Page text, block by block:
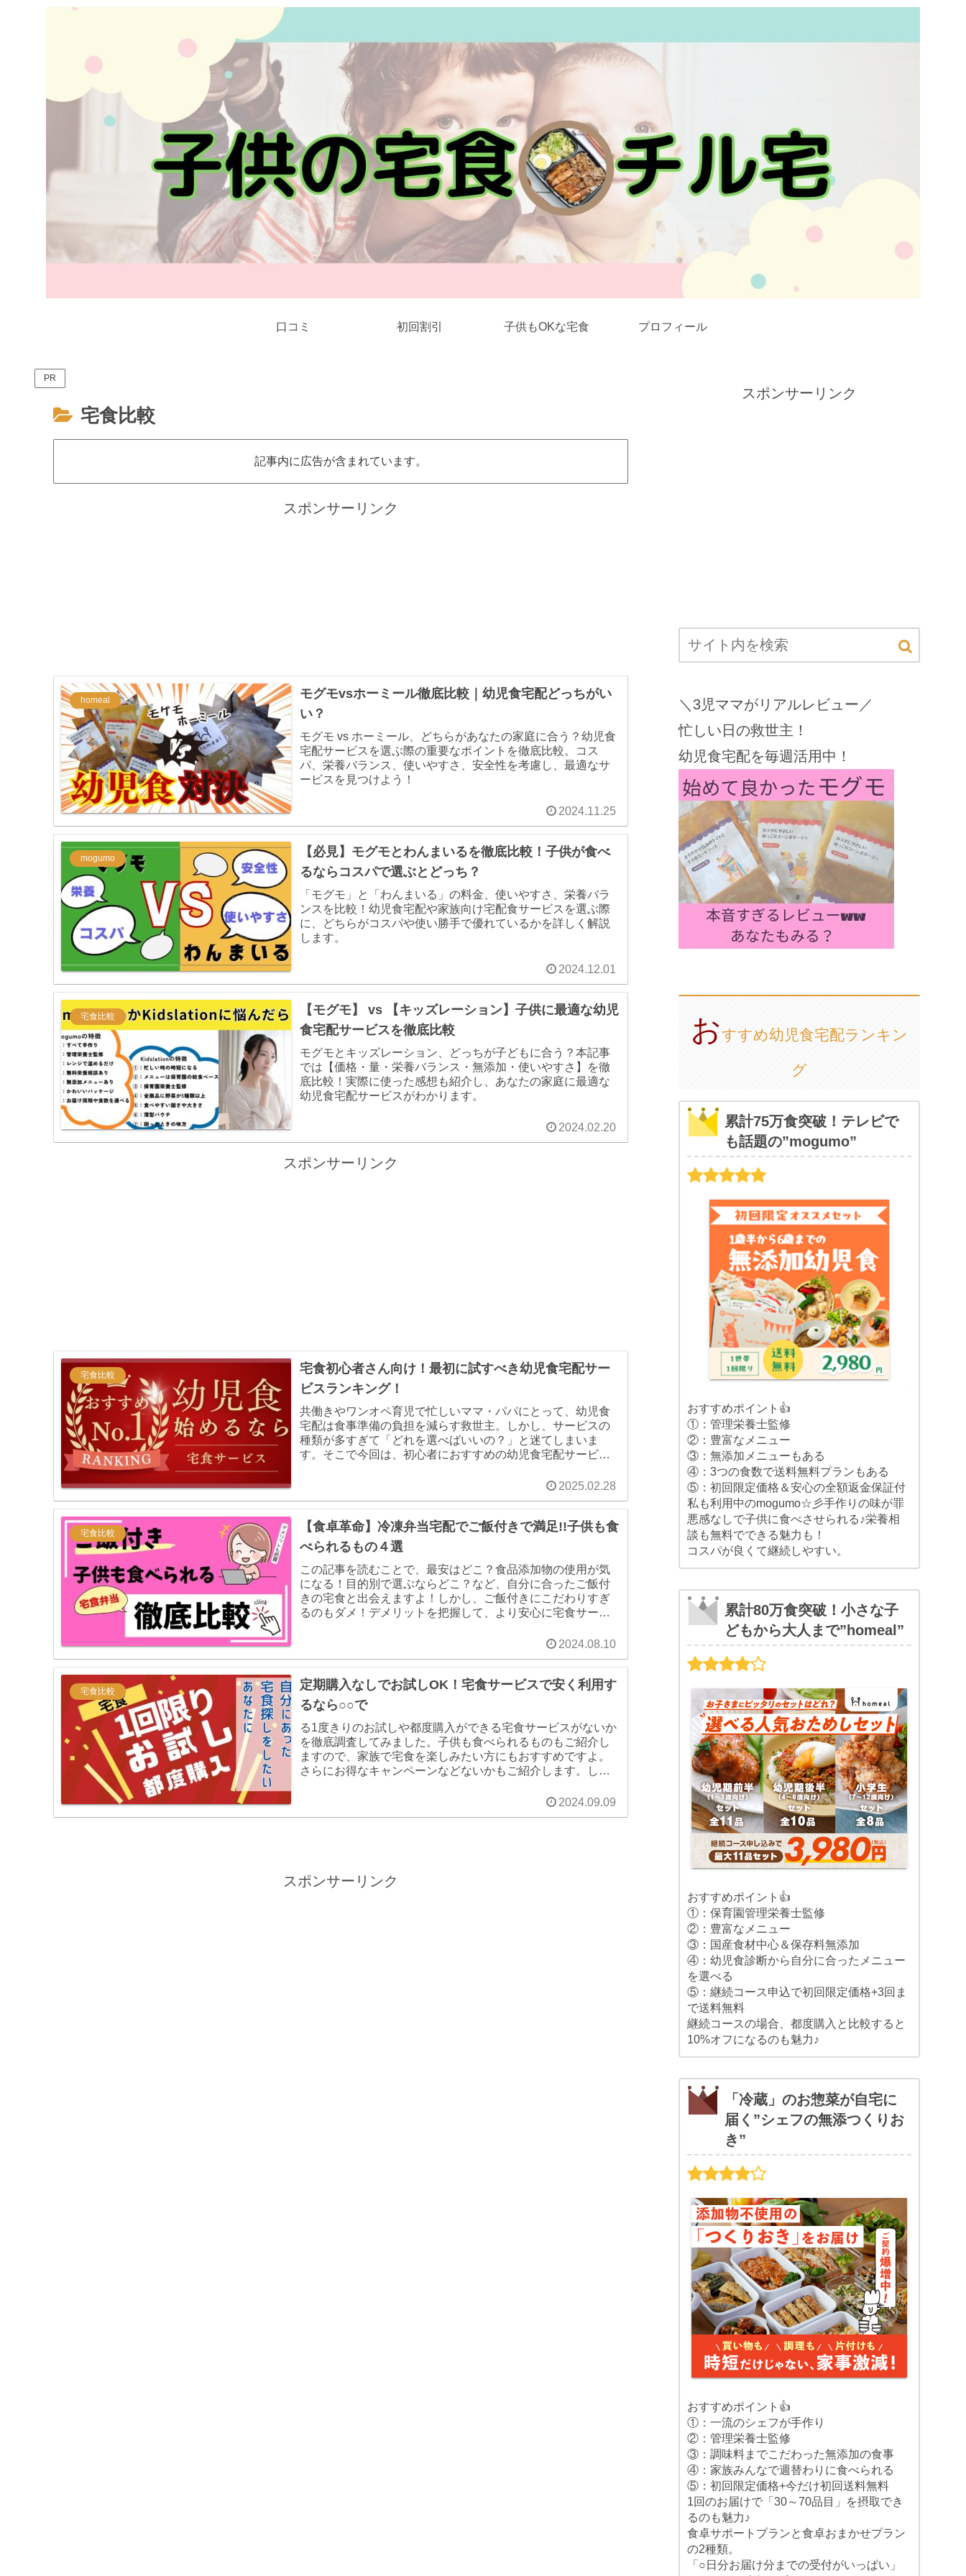
口コミ 初回割引 子供もOKな宅食 プロフィール
PR
宅食比較
記事内に広告が含まれています。
スポンサーリンク
homeal
モグモvsホーミール徹底比較｜幼児食宅配どっちがい
い？
モグモ vs ホーミール、どちらがあなたの家庭に合う？幼児食
宅配サービスを選ぶ際の重要なポイントを徹底比較。コス
パ、栄養バランス、使いやすさ、安全性を考慮し、最適なサ
ービスを見つけよう！
2024.11.25
mogumo
【必見】モグモとわんまいるを徹底比較！子供が食べ
るならコスパで選ぶとどっち？
「モグモ」と「わんまいる」の料金、使いやすさ、栄養バラ
ンスを比較！幼児食宅配や家族向け宅配食サービスを選ぶ際
に、どちらがコスパや使い勝手で優れているかを詳しく解説
します。
2024.12.01
宅食比較
【モグモ】 vs 【キッズレーション】子供に最適な幼児
食宅配サービスを徹底比較
モグモとキッズレーション、どっちが子どもに合う？本記事
では【価格・量・栄養バランス・無添加・使いやすさ】を徹
底比較！実際に使った感想も紹介し、あなたの家庭に最適な
幼児食宅配サービスがわかります。
2024.02.20
スポンサーリンク
宅食比較
宅食初心者さん向け！最初に試すべき幼児食宅配サー
ビスランキング！
共働きやワンオペ育児で忙しいママ・パパにとって、幼児食
宅配は食事準備の負担を減らす救世主。しかし、サービスの
種類が多すぎて「どれを選べばいいの？」と迷てしまいま
す。そこで今回は、初心者におすすめの幼児食宅配サービス
2025.02.28
宅食比較
【食卓革命】冷凍弁当宅配でご飯付きで満足!!子供も食
べられるもの４選
この記事を読むことで、最安はどこ？食品添加物の使用が気
になる！目的別で選ぶならどこ？など、自分に合ったご飯付
きの宅食と出会えますよ！しかし、ご飯付きにこだわりすぎ
るのもダメ！デメリットを把握して、より安心に宅食サービ
2024.08.10
宅食比較
定期購入なしでお試しOK！宅食サービスで安く利用す
るなら○○で
る1度きりのお試しや都度購入ができる宅食サービスがないか
を徹底調査してみました。子供も食べられるものもご紹介し
ますので、家族で宅食を楽しみたい方にもおすすめですよ。
さらにお得なキャンペーンなどないかもご紹介します。しか
2024.09.09
スポンサーリンク
スポンサーリンク
＼3児ママがリアルレビュー／
忙しい日の救世主！
幼児食宅配を毎週活用中！
おすすめ幼児食宅配ランキン
グ
累計75万食突破！テレビで
も話題の”mogumo”
おすすめポイント👍
①：管理栄養士監修
②：豊富なメニュー
③：無添加メニューもある
④：3つの食数で送料無料プランもある
⑤：初回限定価格＆安心の全額返金保証付
私も利用中のmogumo☆彡手作りの味が罪
悪感なしで子供に食べさせられる♪栄養相
談も無料でできる魅力も！
コスパが良くて継続しやすい。
累計80万食突破！小さな子
どもから大人まで”homeal”
おすすめポイント👍
①：保育園管理栄養士監修
②：豊富なメニュー
③：国産食材中心＆保存料無添加
④：幼児食診断から自分に合ったメニュー
を選べる
⑤：継続コース申込で初回限定価格+3回ま
で送料無料
継続コースの場合、都度購入と比較すると
10%オフになるのも魅力♪
「冷蔵」のお惣菜が自宅に
届く”シェフの無添つくりお
き”
おすすめポイント👍
①：一流のシェフが手作り
②：管理栄養士監修
③：調味料までこだわった無添加の食事
④：家族みんなで週替わりに食べられる
⑤：初回限定価格+今だけ初回送料無料
1回のお届けで「30～70品目」を摂取でき
るのも魅力♪
食卓サポートプランと食卓おまかせプラン
の2種類。
「○日分お届け分までの受付がいっぱい」